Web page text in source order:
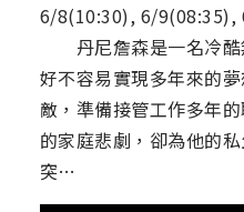
6/8(10:30), 6/9(08:35),
丹尼詹森是一名冷酷
好不容易實現多年來的
敵，準備接管工作多年
的家庭悲劇，卻為他的
突…